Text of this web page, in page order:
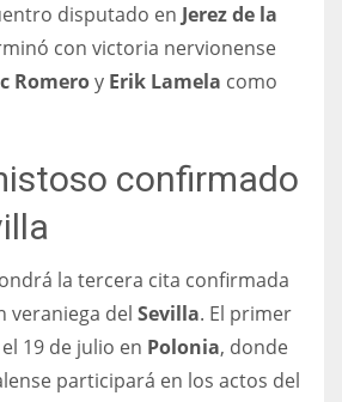
disputado en Jerez de la
con victoria nervionense
Romeroy Erik Lamela como
confirmado
la tercera cita confirmada
veraniega del Sevilla. El primer
19 de julio en Polonia, donde
participará en los actos del